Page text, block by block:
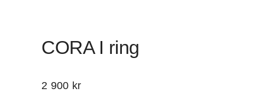
CORA I ring
2 900 kr